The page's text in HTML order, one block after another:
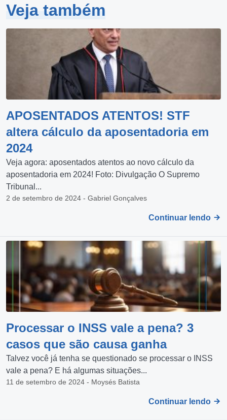
Veja também
APOSENTADOS ATENTOS! STF
altera cálculo da aposentadoria em
2024
Veja agora: aposentados atentos ao novo cálculo da
aposentadoria em 2024! Foto: Divulgação O Supremo
Tribunal...
2 de setembro de 2024 - Gabriel Gonçalves
Continuar lendo
Processar o INSS vale a pena? 3
casos que são causa ganha
Talvez você já tenha se questionado se processar o INSS
vale a pena? E há algumas situações...
11 de setembro de 2024 - Moysés Batista
Continuar lendo